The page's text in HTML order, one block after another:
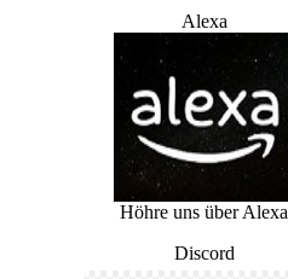
Alexa
Höhre uns über Alexa
Discord